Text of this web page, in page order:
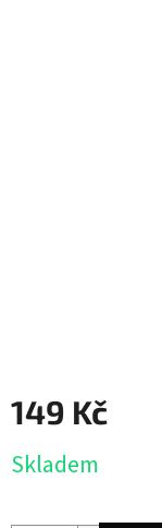
149 Kč
cena:
Skladem